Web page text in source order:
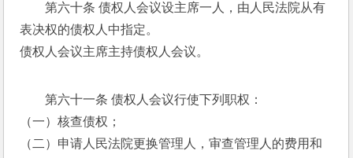
第六十条 债权人会议设主席一人，由人民法院从有
表决权的债权人中指定。
债权人会议主席主持债权人会议。
第六十一条 债权人会议行使下列职权：
（一）核查债权；
（二）申请人民法院更换管理人，审查管理人的费用和